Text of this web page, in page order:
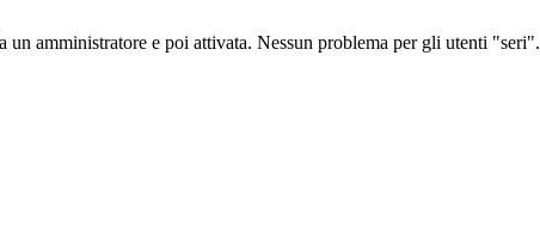
amministratore e poi attivata. Nessun problema per gli utenti "seri".